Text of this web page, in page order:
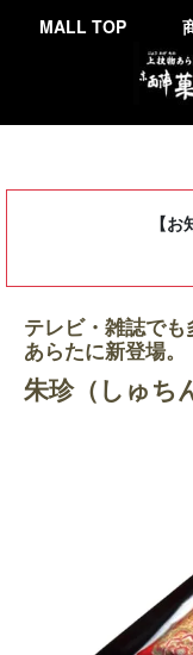
MALL TOP
【
テレビ・雑誌で
あらたに新登場。
朱珍（しゅち